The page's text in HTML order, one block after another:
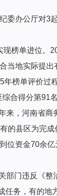
委办公厅对3
榜单进位。
当地实际提
榜单评价过
合得分第91名
来，河南省
的县区为完
位资金70余
部门违反《
务，有的地